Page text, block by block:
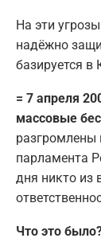
На эти
надёжно
базируется в
= 7 апреля
массовые
разгромлены
парламента
дня никто из
Что это